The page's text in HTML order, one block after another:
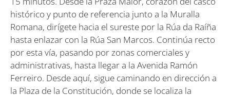
histórico y punto de referencia junto a la Muralla
Romana, dirígete hacia el sureste por la Rúa da Raíña
hasta enlazar con la Rúa San Marcos. Continúa recto
por esta vía, pasando por zonas comerciales y
administrativas, hasta llegar a la Avenida Ramón
Ferreiro. Desde aquí, sigue caminando en dirección a
la Plaza de la Constitución, donde se localiza la